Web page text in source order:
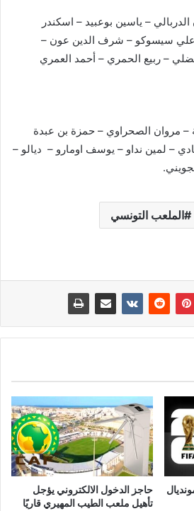
– ياسين بوعبيد – اسكندر
علي سيسوكو – شرف الدين عون –
– ربيع الحمري – أحمد العمري
– مروان الصحراوي – حمزة بن عبدة
– لمين نداو – يوسف اومارو – ديالو –
الملعب التونسي
حاجز الدخول الالكتروني يؤجل
تأهيل ملعب الطيب المهيري قاريًا